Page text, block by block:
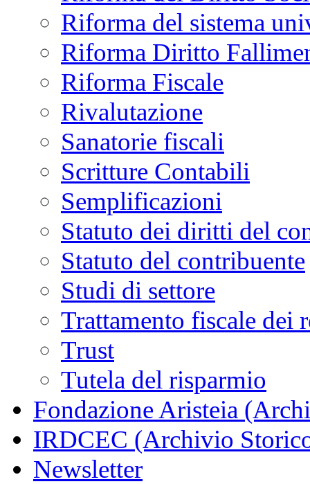
Riforma del sistema
Riforma Diritto
Riforma Fiscale
Rivalutazione
Sanatorie fiscali
Scritture Contabili
Semplificazioni
Statuto dei diritti del
Statuto del contribuente
Studi di settore
Trattamento fiscale dei
Trust
Tutela del risparmio
Fondazione Aristeia
IRDCEC (Archivio
Newsletter